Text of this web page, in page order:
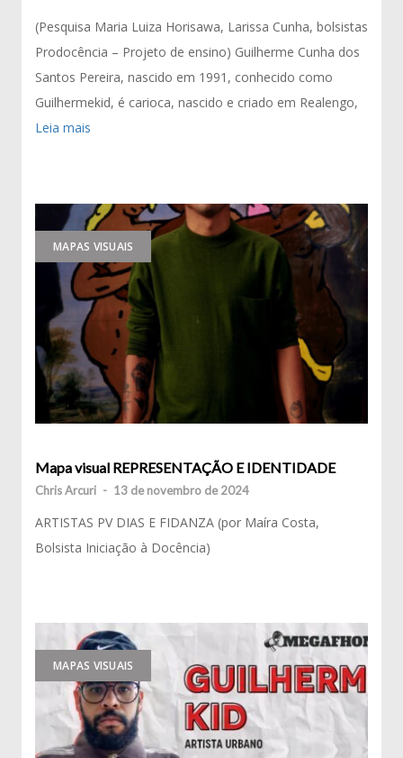
(Pesquisa Maria Luiza Horisawa, Larissa Cunha, bolsistas
Prodocência – Projeto de ensino) Guilherme Cunha dos
Santos Pereira, nascido em 1991, conhecido como
Guilhermekid, é carioca, nascido e criado em Realengo,
Leia mais
MAPAS VISUAIS
Mapa visual REPRESENTAÇÃO E IDENTIDADE
Chris Arcuri - 13 de novembro de 2024
ARTISTAS PV DIAS E FIDANZA (por Maíra Costa,
Bolsista Iniciação à Docência)
MAPAS VISUAIS